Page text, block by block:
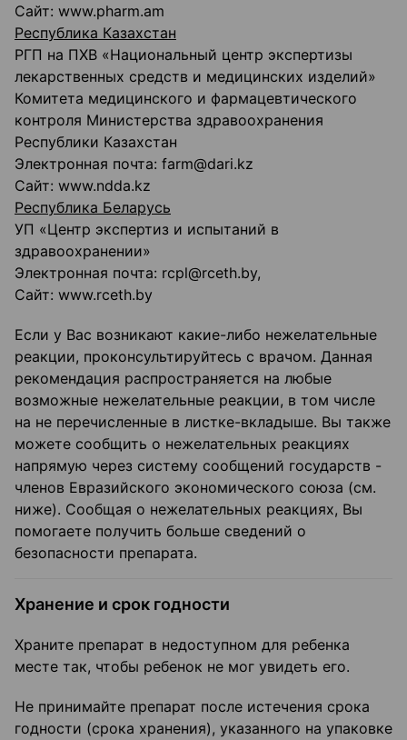
Сайт: www.pharm.am
Республика Казахстан
РГП на ПХВ «Национальный центр экспертизы
лекарственных средств и медицинских изделий»
Комитета медицинского и фармацевтического
контроля Министерства здравоохранения
Республики Казахстан
Электронная почта: farm@dari.kz
Сайт: www.ndda.kz
Республика Беларусь
УП «Центр экспертиз и испытаний в
здравоохранении»
Электронная почта: rcpl@rceth.by,
Сайт: www.rceth.by
Если у Вас возникают какие-либо нежелательные
реакции, проконсультируйтесь с врачом. Данная
рекомендация распространяется на любые
возможные нежелательные реакции, в том числе
на не перечисленные в листке-вкладыше. Вы также
можете сообщить о нежелательных реакциях
напрямую через систему сообщений государств -
членов Евразийского экономического союза (см.
ниже). Сообщая о нежелательных реакциях, Вы
помогаете получить больше сведений о
безопасности препарата.
Хранение и срок годности
Храните препарат в недоступном для ребенка
месте так, чтобы ребенок не мог увидеть его.
Не принимайте препарат после истечения срока
годности (срока хранения), указанного на упаковке